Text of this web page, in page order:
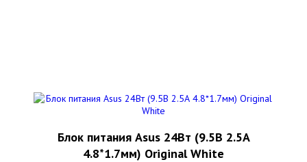
Блок питания Asus 24Вт (9.5В 2.5А
4.8*1.7мм) Original White